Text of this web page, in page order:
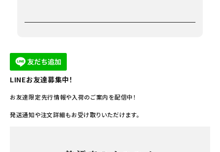
LINEお友達募集中！
お友達限定先行情報や入荷のご案内を配信中！
発送通知や注文詳細もお受け取りいただけます。